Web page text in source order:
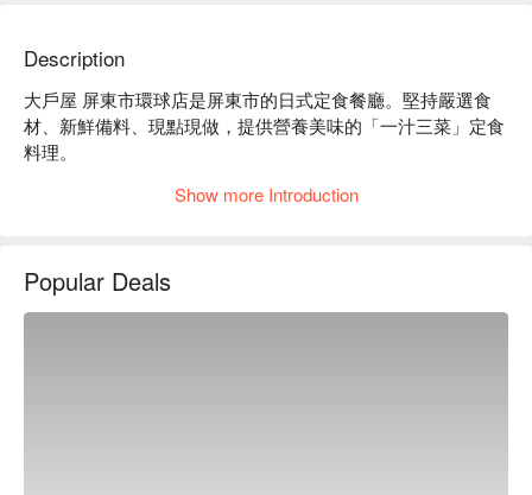
Description
大戶屋 屏東市環球店是屏東市的日式定食餐廳。堅持嚴選食
材、新鮮備料、現點現做，提供營養美味的「一汁三菜」定食
料理。
虎斑定食、炭烤花魚定食、炸腰內肉排定食、牛肉壽喜燒定
Show more Introduction
Popular Deals